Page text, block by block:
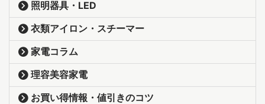
照明器具・LED
衣類アイロン・スチーマー
家電コラム
理容美容家電
お買い得情報・値引きのコツ